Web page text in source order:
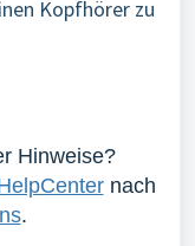
Kopfhörer zu
Hinweise?
nach
.